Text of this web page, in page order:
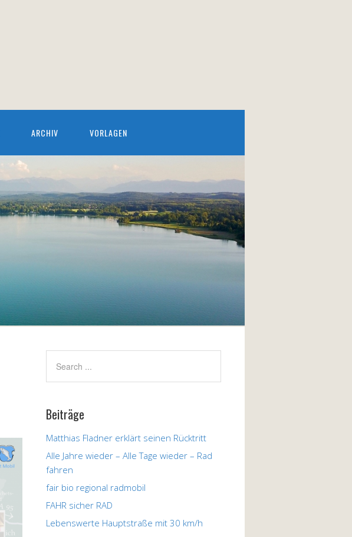
ARCHIV VORLAGEN
Beiträge
Matthias Fladner erklärt seinen Rücktritt
Alle Jahre wieder – Alle Tage wieder – Rad
fahren
fair bio regional radmobil
FAHR sicher RAD
Lebenswerte Hauptstraße mit 30 km/h